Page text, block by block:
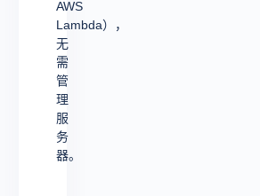
AWS
Lambda），
无
需
管
理
服
务
器。